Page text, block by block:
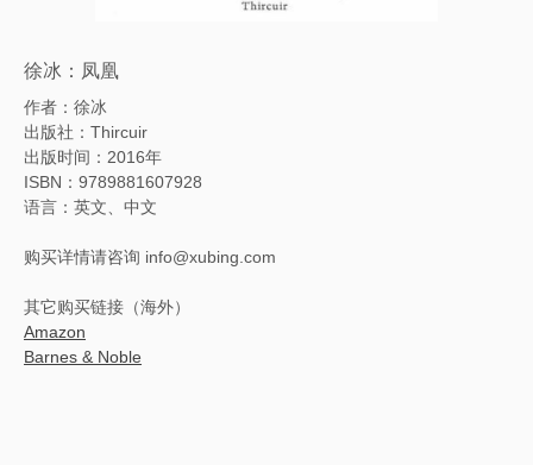
徐冰：凤凰
作者：徐冰
出版社：Thircuir
出版时间：2016年
ISBN：9789881607928
语言：英文、中文
购买详情请咨询 info@xubing.com
其它购买链接（海外）
Amazon
Barnes & Noble